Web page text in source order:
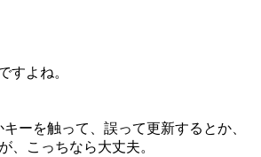
すよね。
ーを触って、誤って更新するとか、
、こっちなら大丈夫。